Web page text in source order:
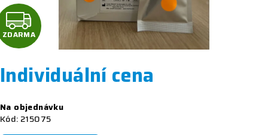
Individuální cena
cena:
Na objednávku
Kód: 215075
Z
D
A
R
M
ZDARMA